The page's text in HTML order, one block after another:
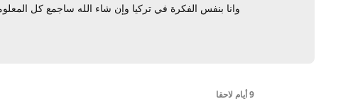
وانا بنفس الفكرة في تركيا وإن شاء الله ساجمع كل
9 أيام لاحقا